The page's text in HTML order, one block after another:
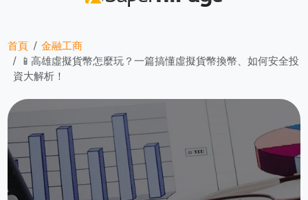
首頁
金融工商
📱高雄虛擬貨幣怎麼玩？一篇搞懂虛擬貨幣換幣、如何安全投
資大解析！